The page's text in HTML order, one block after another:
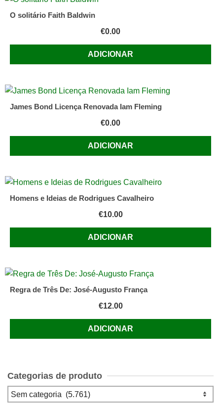
O solitário Faith Baldwin
€0.00
ADICIONAR
James Bond Licença Renovada Iam Fleming
€0.00
ADICIONAR
Homens e Ideias de Rodrigues Cavalheiro
€10.00
ADICIONAR
Regra de Três De: José-Augusto França
€12.00
ADICIONAR
Categorias de produto